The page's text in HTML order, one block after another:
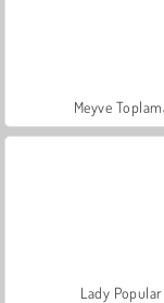
Meyve
Lady Popular